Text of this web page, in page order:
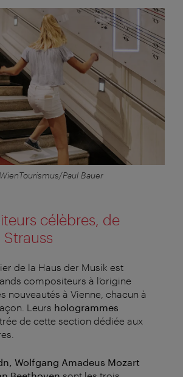
Paul Bauer
célèbres, de
de la Haus der Musik est
compositeurs à l’origine
nouveautés à Vienne, chacun à
Leurs hologrammes
de cette section dédiée aux
Wolfgang Amadeus Mozart